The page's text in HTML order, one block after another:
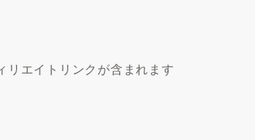
リエイトリンクが含まれます